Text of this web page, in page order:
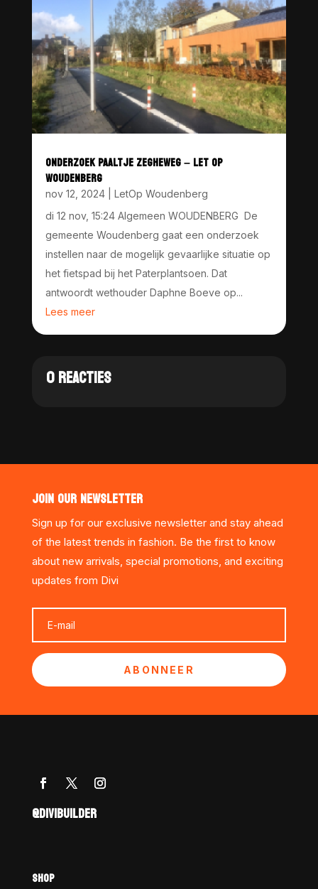
ONDERZOEK PAALTJE ZEGHEWEG – LET OP
WOUDENBERG
nov 12, 2024| LetOp Woudenberg
di 12 nov, 15:24 Algemeen WOUDENBERG De
gemeente Woudenberg gaat een onderzoek
instellen naar de mogelijk gevaarlijke situatie op
het fietspad bij het Paterplantsoen. Dat
antwoordt wethouder Daphne Boeve op...
Lees meer
0 REACTIES
JOIN OUR NEWSLETTER
Sign up for our exclusive newsletter and stay ahead
of the latest trends in fashion. Be the first to know
about new arrivals, special promotions, and exciting
updates from Divi
ABONNEER
@DIVIBUILDER
SHOP